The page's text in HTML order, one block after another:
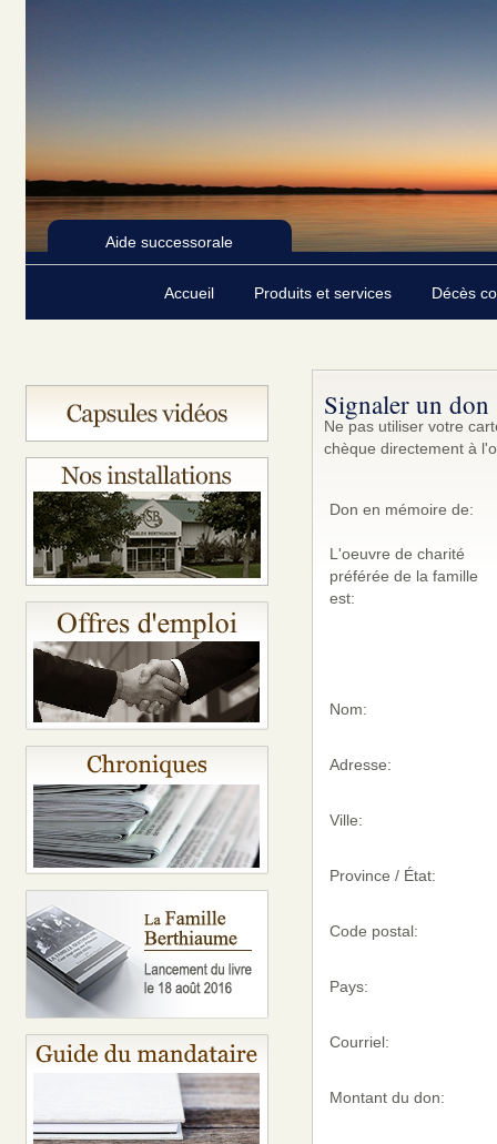
Aide successorale
Accueil Produits et services Décès
Signaler un don
Ne pas utiliser votre
chèque directement à
Don en mémoire de:
L'oeuvre de charité
préférée de la famille
est:
Nom:
Adresse:
Ville:
Province / État:
Code postal:
Pays:
Courriel:
Montant du don: